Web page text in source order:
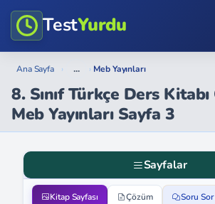
TestYurdu
Ana Sayfa › ... › Meb Yayınları
8. Sınıf Türkçe Ders Kitabı
Meb Yayınları Sayfa 3
Sayfalar
Kitap Sayfası Çözüm Soru